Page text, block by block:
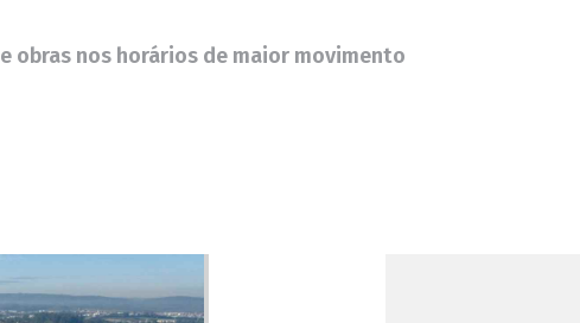
obras nos horários de maior movimento